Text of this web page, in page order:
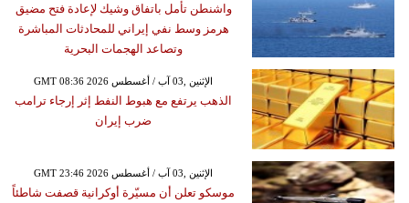
واشنطن تأمل باتفاق وشيك لإعادة فتح مضيق
هرمز وسط نفي إيراني للمحادثات المباشرة
وتصاعد الهجمات البحرية
GMT 08:36 2026 الإثنين ,03 آب / أغسطس
الذهب يرتفع مع هبوط النفط إثر إرجاء ترامب
ضرب إيران
GMT 23:46 2026 الإثنين ,03 آب / أغسطس
موسكو تعلن أن مسيّرة أوكرانية قصفت شاطئاً